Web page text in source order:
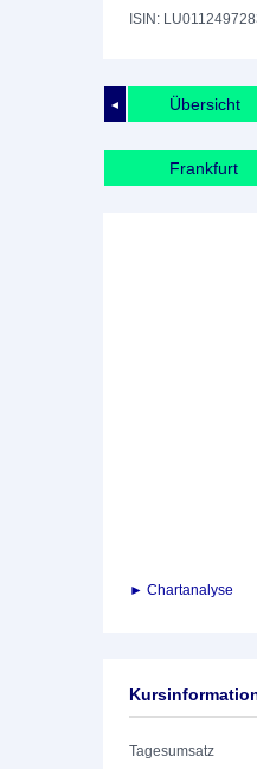
ISIN:
◄ Übersicht
Frankfurt
► Chartanalyse
Tagesumsatz